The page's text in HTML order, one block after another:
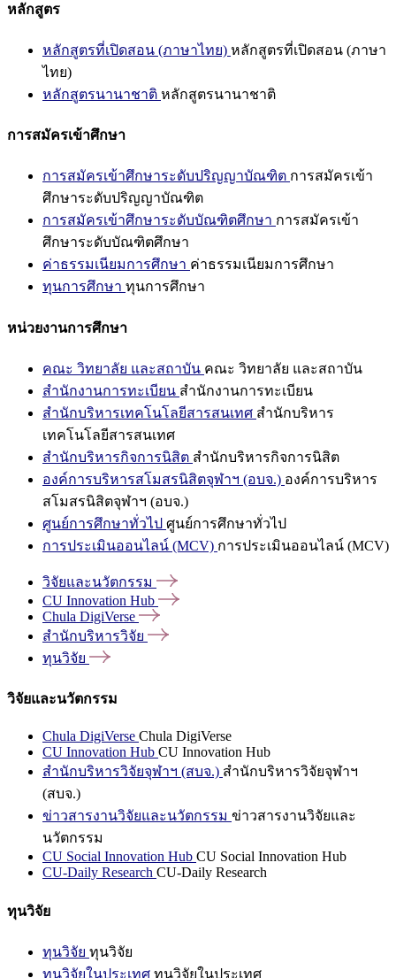
หลักสูตร
หลักสูตรที่เปิดสอน (ภาษาไทย) หลักสูตรที่เปิดสอน (ภาษา
ไทย)
หลักสูตรนานาชาติ หลักสูตรนานาชาติ
การสมัครเข้าศึกษา
การสมัครเข้าศึกษาระดับปริญญาบัณฑิต การสมัครเข้า
ศึกษาระดับปริญญาบัณฑิต
การสมัครเข้าศึกษาระดับบัณฑิตศึกษา การสมัครเข้า
ศึกษาระดับบัณฑิตศึกษา
ค่าธรรมเนียมการศึกษา ค่าธรรมเนียมการศึกษา
ทุนการศึกษา ทุนการศึกษา
หน่วยงานการศึกษา
คณะ วิทยาลัย และสถาบัน คณะ วิทยาลัย และสถาบัน
สำนักงานการทะเบียน สำนักงานการทะเบียน
สำนักบริหารเทคโนโลยีสารสนเทศ สำนักบริหาร
เทคโนโลยีสารสนเทศ
สำนักบริหารกิจการนิสิต สำนักบริหารกิจการนิสิต
องค์การบริหารสโมสรนิสิตจุฬาฯ (อบจ.) องค์การบริหาร
สโมสรนิสิตจุฬาฯ (อบจ.)
ศูนย์การศึกษาทั่วไป ศูนย์การศึกษาทั่วไป
การประเมินออนไลน์ (MCV) การประเมินออนไลน์ (MCV)
วิจัยและนวัตกรรม
CU Innovation Hub
Chula DigiVerse
สำนักบริหารวิจัย
ทุนวิจัย
วิจัยและนวัตกรรม
Chula DigiVerse Chula DigiVerse
CU Innovation Hub CU Innovation Hub
สำนักบริหารวิจัยจุฬาฯ (สบจ.) สำนักบริหารวิจัยจุฬาฯ
(สบจ.)
ข่าวสารงานวิจัยและนวัตกรรม ข่าวสารงานวิจัยและ
นวัตกรรม
CU Social Innovation Hub CU Social Innovation Hub
CU-Daily Research CU-Daily Research
ทุนวิจัย
ทุนวิจัย ทุนวิจัย
ทุนวิจัยในประเทศ ทุนวิจัยในประเทศ